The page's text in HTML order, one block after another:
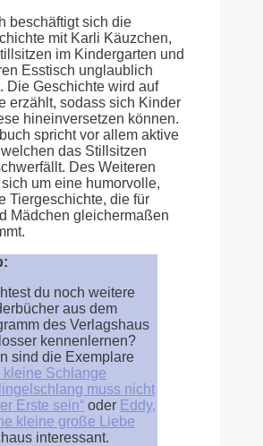
beschäftigt sich die
mit Karli Käuzchen,
im Kindergarten und
Esstisch unglaublich
Die Geschichte wird auf
erzählt, sodass sich Kinder
hineinversetzen können.
spricht vor allem aktive
das Stillsitzen
Des Weiteren
um eine humorvolle,
Tiergeschichte, die für
Mädchen gleichermaßen
du noch weitere
aus dem
des Verlagshaus
kennenlernen?
sind die Exemplare
kleine Schlange
muss nicht
Erste sein“ oder Eddy,
kleine große Liebe
interessant.